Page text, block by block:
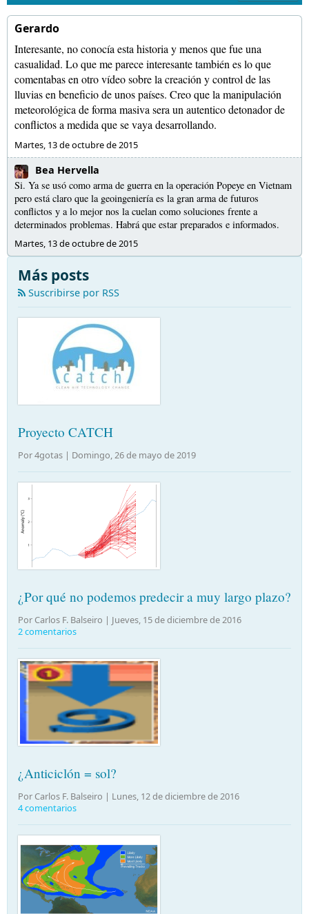
Gerardo
Interesante, no conocía esta historia y menos que fue una
casualidad. Lo que me parece interesante también es lo que
comentabas en otro vídeo sobre la creación y control de las
lluvias en beneficio de unos países. Creo que la manipulación
meteorológica de forma masiva sera un autentico detonador de
conflictos a medida que se vaya desarrollando.
Martes, 13 de octubre de 2015
Bea Hervella
Si. Ya se usó como arma de guerra en la operación Popeye en Vietnam
pero está claro que la geoingeniería es la gran arma de futuros
conflictos y a lo mejor nos la cuelan como soluciones frente a
determinados problemas. Habrá que estar preparados e informados.
Martes, 13 de octubre de 2015
Más posts
Suscribirse por RSS
Proyecto CATCH
Por 4gotas | Domingo, 26 de mayo de 2019
¿Por qué no podemos predecir a muy largo plazo?
Por Carlos F. Balseiro | Jueves, 15 de diciembre de 2016
2 comentarios
¿Anticiclón = sol?
Por Carlos F. Balseiro | Lunes, 12 de diciembre de 2016
4 comentarios